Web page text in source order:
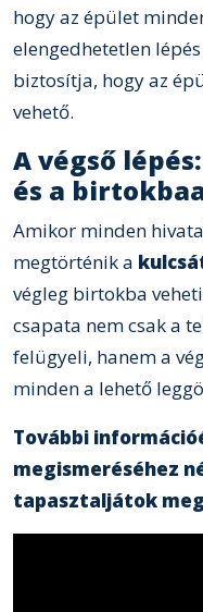
hogy az épület
elengedhetetlen
biztosítja, hogy az
vehető.
A végső
és a
Amikor minden
megtörténik a
végleg birtokba
csapata nem csak a
felügyeli, hanem a
minden a lehető
További
megismeréséhez
tapasztaljátok